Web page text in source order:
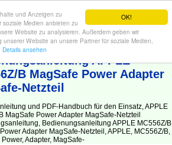
OK!
und Anzeigen zu
Medien anbieten zu
Website zu analysieren. Außerdem geben wir
unserer Website an unsere Partner für soziale Medien,
Details ansehen
| Hier finden Sie die deutsche Anleitung!
APPLE
B MagSafe Power Adapter
Netzteil
und PDF-Handbuch für den Einsatz, APPLE
MagSafe Power Adapter MagSafe-Netzteil
Bedienungsanleitung APPLE MC556Z/B
Adapter MagSafe-Netzteil, APPLE, MC556Z/B,
Power, Adapter, MagSafe-